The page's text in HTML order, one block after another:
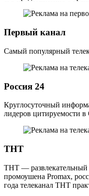
Первый канал
Самый популярный
Россия 24
Круглосуточный
лидеров цитируемости
ТНТ
ТНТ — развлекательный
промоушена Promax,
года телеканал ТНТ